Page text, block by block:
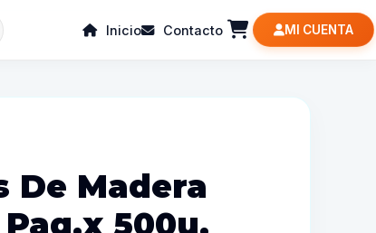
Inicio Contacto MI CUENTA
De Madera
500u.